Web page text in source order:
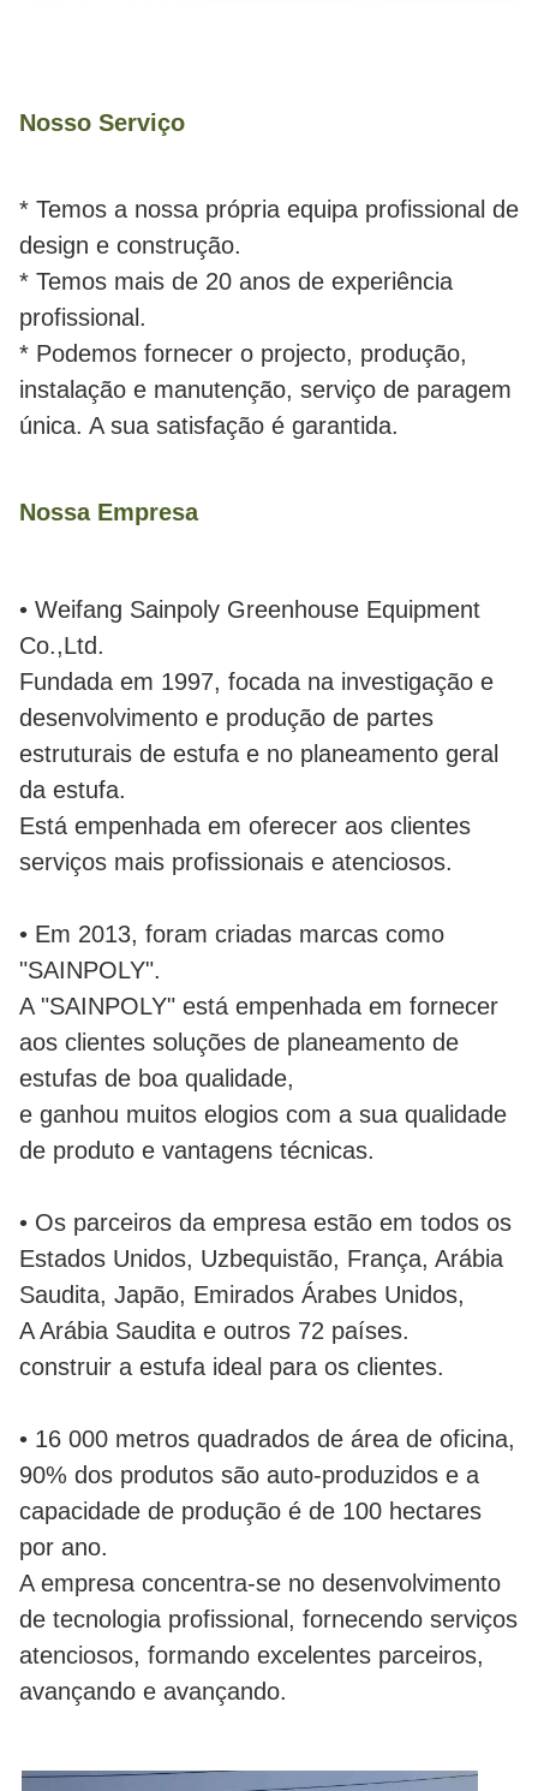
Nosso Serviço
* Temos a nossa própria equipa profissional de
design e construção.
* Temos mais de 20 anos de experiência
profissional.
* Podemos fornecer o projecto, produção,
instalação e manutenção, serviço de paragem
única. A sua satisfação é garantida.
Nossa Empresa
• Weifang Sainpoly Greenhouse Equipment
Co.,Ltd.
Fundada em 1997, focada na investigação e
desenvolvimento e produção de partes
estruturais de estufa e no planeamento geral
da estufa.
Está empenhada em oferecer aos clientes
serviços mais profissionais e atenciosos.
• Em 2013, foram criadas marcas como
"SAINPOLY".
A "SAINPOLY" está empenhada em fornecer
aos clientes soluções de planeamento de
estufas de boa qualidade,
e ganhou muitos elogios com a sua qualidade
de produto e vantagens técnicas.
• Os parceiros da empresa estão em todos os
Estados Unidos, Uzbequistão, França, Arábia
Saudita, Japão, Emirados Árabes Unidos,
A Arábia Saudita e outros 72 países.
construir a estufa ideal para os clientes.
• 16 000 metros quadrados de área de oficina,
90% dos produtos são auto-produzidos e a
capacidade de produção é de 100 hectares
por ano.
A empresa concentra-se no desenvolvimento
de tecnologia profissional, fornecendo serviços
atenciosos, formando excelentes parceiros,
avançando e avançando.